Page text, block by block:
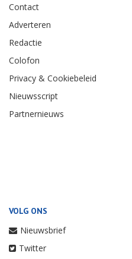
Contact
Adverteren
Redactie
Colofon
Privacy & Cookiebeleid
Nieuwsscript
Partnernieuws
VOLG ONS
Nieuwsbrief
Twitter